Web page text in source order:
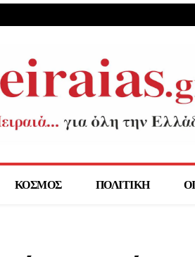
ΚΟΣΜΟΣ ΠΟΛΙΤΙΚΗ